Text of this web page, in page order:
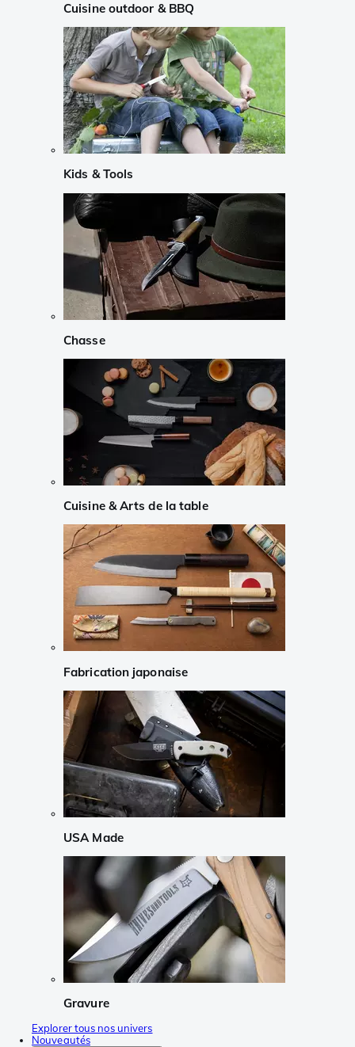
Cuisine outdoor & BBQ
Kids & Tools
Chasse
Cuisine & Arts de la table
Fabrication japonaise
USA Made
Gravure
Explorer tous nos univers
Nouveautés